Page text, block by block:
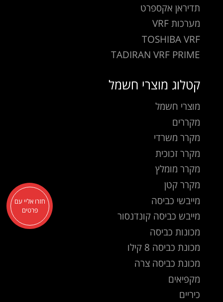
תדיראן אקספרט
מערכות VRF
TOSHIBA VRF
TADIRAN VRF PRIME
קטלוג מוצרי חשמל
מוצרי חשמל
מקררים
מקרר משרדי
מקרר זכוכית
מקרר מומלץ
מקרר קטן
מייבשי כביסה
מייבש כביסה קונדנסור
מכונות כביסה
מכונת כביסה 8 קילו
מכונת כביסה צרה
מקפיאים
כיריים
חזרו אליי עם
פרטים